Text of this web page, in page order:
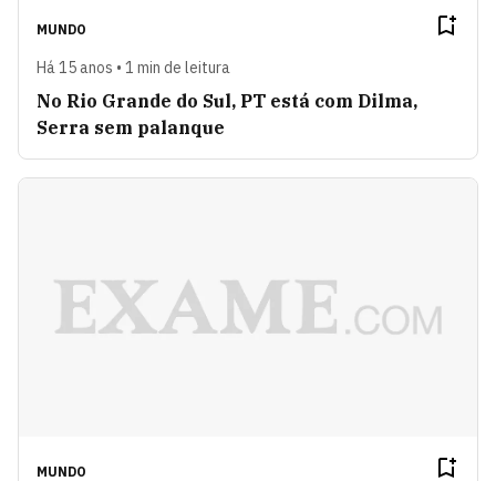
MUNDO
Há 15 anos • 1 min de leitura
No Rio Grande do Sul, PT está com Dilma,
Serra sem palanque
MUNDO